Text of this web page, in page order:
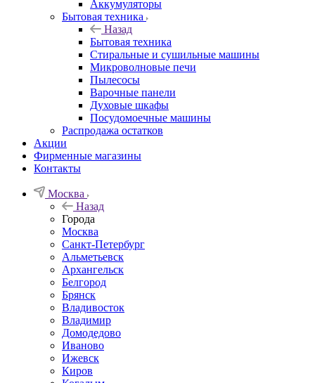
Аккумуляторы
Бытовая техника
Назад
Бытовая техника
Стиральные и сушильные машины
Микроволновые печи
Пылесосы
Варочные панели
Духовые шкафы
Посудомоечные машины
Распродажа остатков
Акции
Фирменные магазины
Контакты
Москва
Назад
Города
Москва
Санкт-Петербург
Альметьевск
Архангельск
Белгород
Брянск
Владивосток
Владимир
Домодедово
Иваново
Ижевск
Киров